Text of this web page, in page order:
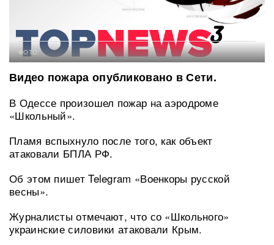
ФОТО:
Видео пожара опубликовано в Сети.
В Одессе произошел пожар на аэродроме
«Школьный».
Пламя вспыхнуло после того, как объект
атаковали БПЛА РФ.
Об этом пишет Telegram «Военкоры русской
весны».
Журналисты отмечают, что со «Школьного»
украинские силовики атаковали Крым.